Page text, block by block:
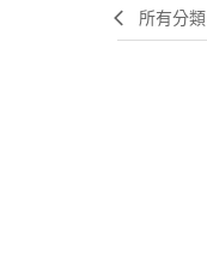
所有分類